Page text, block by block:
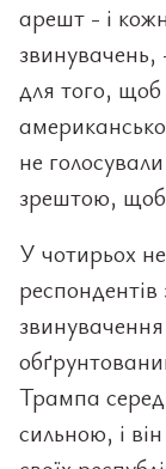
арешт - і
звинувачень,
для того, щоб
не
зрештою, щоб
У чотирьох
Трампа серед
сильною, і